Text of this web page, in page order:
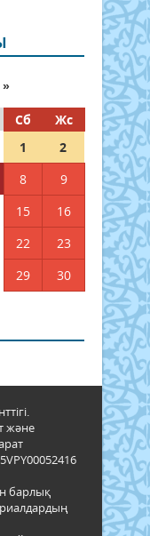
Сб
Жс
1
2
8
9
15
16
22
23
29
30
және
барлық